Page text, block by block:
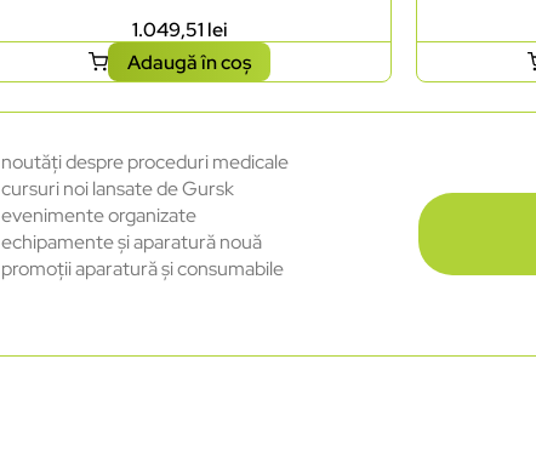
1.049,51 lei
Adaugă în coș
noutăți despre proceduri medicale
cursuri noi lansate de Gursk
evenimente organizate
echipamente și aparatură nouă
promoții aparatură și consumabile